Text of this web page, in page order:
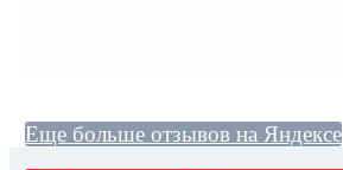
Еще больше отзывов на Яндексе